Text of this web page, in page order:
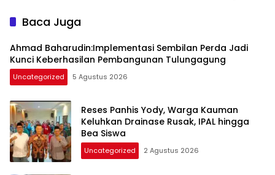
Baca Juga
Ahmad Baharudin:Implementasi Sembilan Perda Jadi
Kunci Keberhasilan Pembangunan Tulungagung
Uncategorized 5 Agustus 2026
Reses Panhis Yody, Warga Kauman
Keluhkan Drainase Rusak, IPAL hingga
Bea Siswa
Uncategorized 2 Agustus 2026